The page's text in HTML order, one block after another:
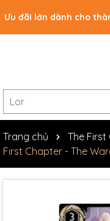
Ưu đãi lớn dành cho
Trang chủ The
First Chapter - The